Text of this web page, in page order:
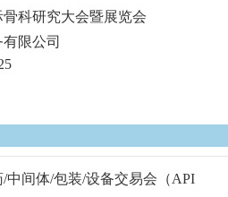
科研究大会暨展览会
限公司
中间体/包装/设备交易会（API